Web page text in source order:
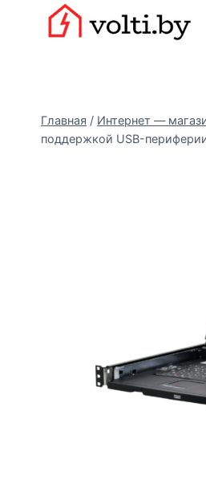
Перейти
Главная / Интернет —
поддержкой USB-